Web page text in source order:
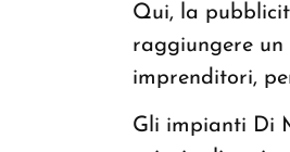
Qui, la
raggiungere
imprenditori,
Gli impianti Di